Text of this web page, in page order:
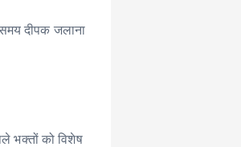
दीपक जलाना
भक्तों को विशेष